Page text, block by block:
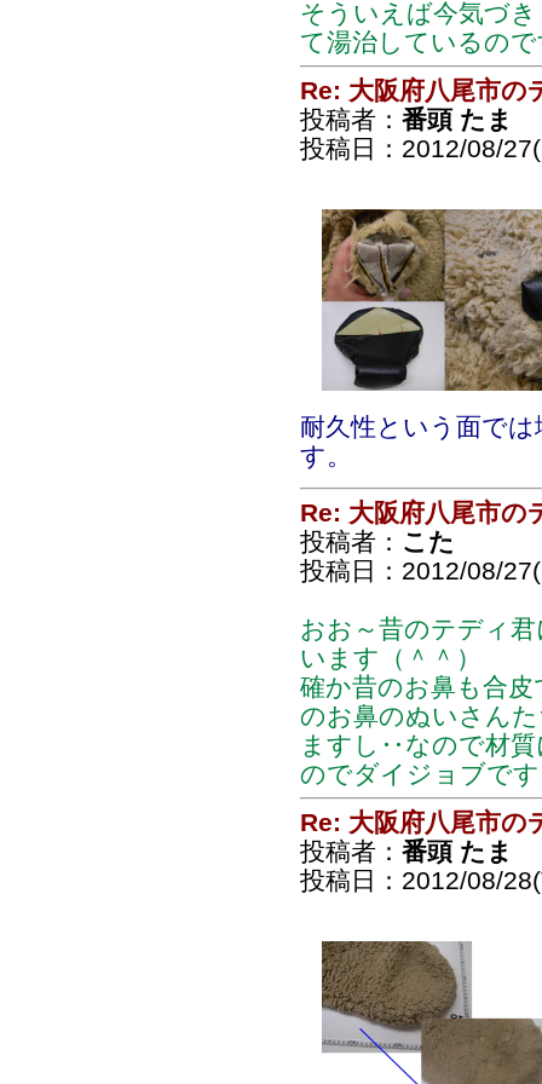
そういえば今気づ
て湯治しているの
Re: 大阪府八尾市の
投稿者： 番頭 たま
投稿日：2012/08/
耐久性という面で
す。
Re: 大阪府八尾市の
投稿者： こた
投稿日：2012/08/
おお～昔のテディ
います（＾＾）
確か昔のお鼻も合
のお鼻のぬいさん
ますし‥なので材質
のでダイジョブで
Re: 大阪府八尾市の
投稿者： 番頭 たま
投稿日：2012/08/